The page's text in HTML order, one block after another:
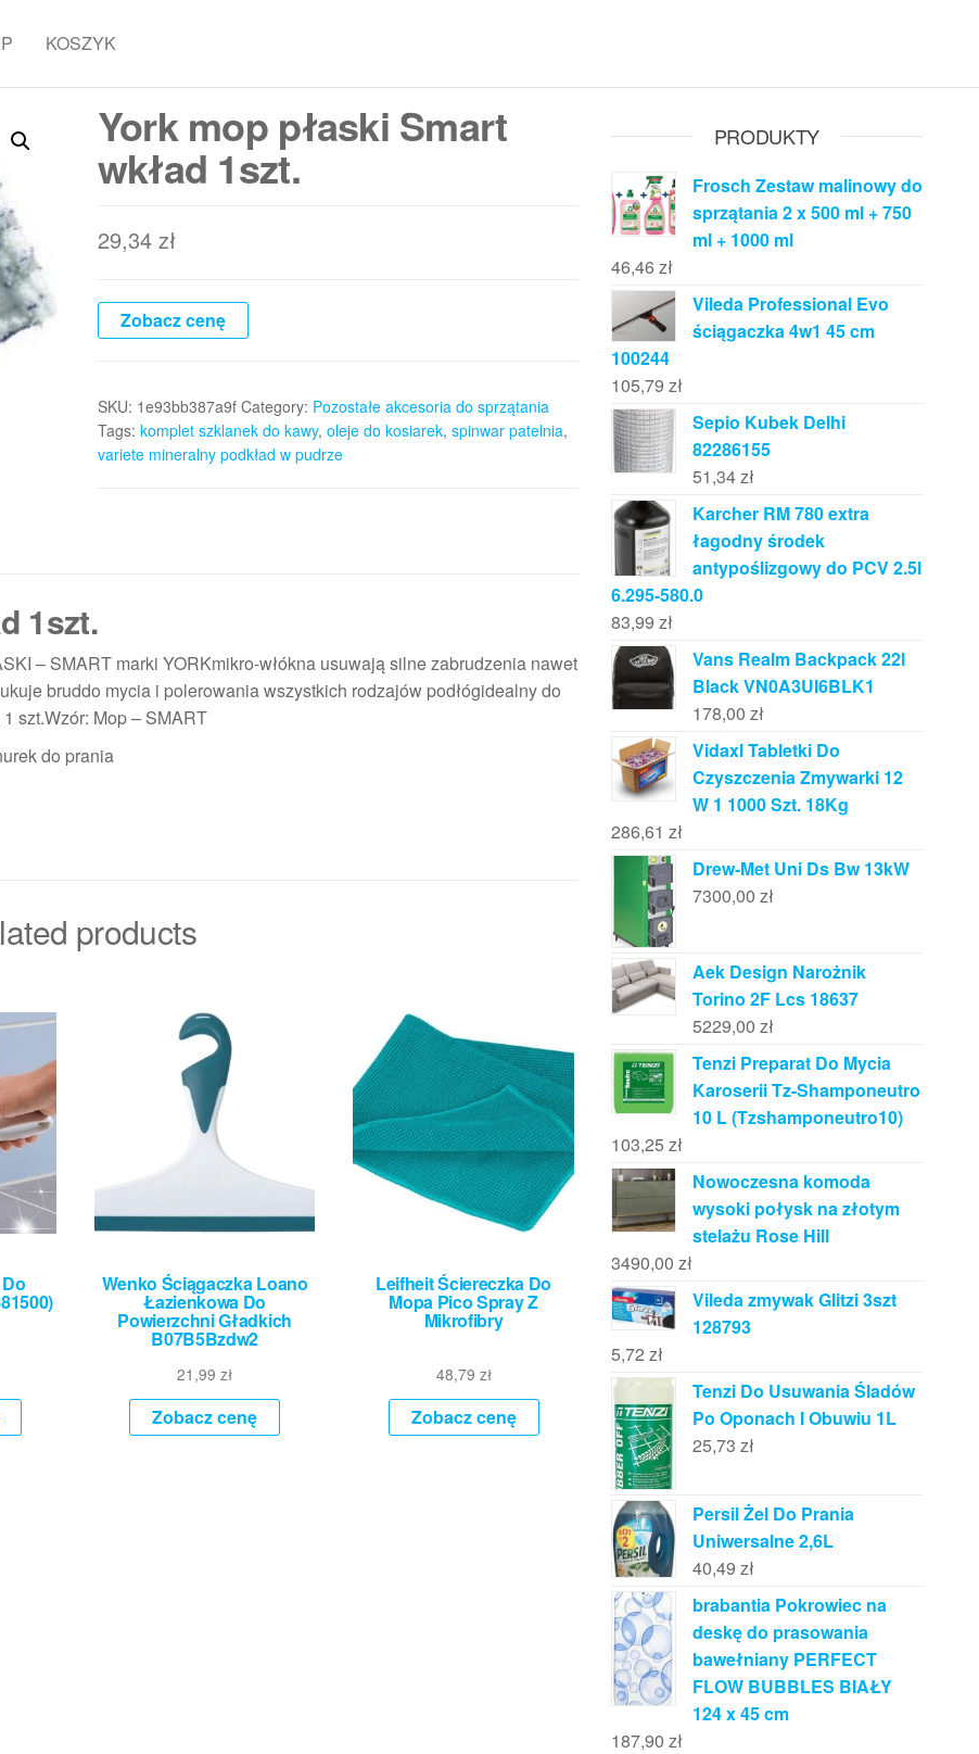
KOSZYK
York mop płaski Smart
wkład 1szt.
29,34 zł
Zobacz cenę
SKU: 1e93bb387a9f Category: Pozostałe akcesoria do sprzątania
Tags: komplet szklanek do kawy, oleje do kosiarek, spinwar patelnia,
variete mineralny podkład w pudrze
1szt.
– SMART marki YORKmikro-włókna usuwają silne zabrudzenia nawet
bruddo mycia i polerowania wszystkich rodzajów podłógidealny do
szt.Wzór: Mop – SMART
do prania
products
Wenko Ściągaczka Loano
Łazienkowa Do
Powierzchni Gładkich
B07B5Bzdw2
21,99zł
Zobacz cenę
Leifheit Ściereczka Do
Mopa Pico Spray Z
Mikrofibry
48,79 zł
Zobacz cenę
PRODUKTY
Frosch Zestaw malinowy do
sprzątania 2 x 500 ml + 750
ml + 1000 ml
46,46 zł
Vileda Professional Evo
ściągaczka 4w1 45 cm
100244
105,79 zł
Sepio Kubek Delhi
82286155
51,34zł
Karcher RM 780 extra
łagodny środek
antypoślizgowy do PCV 2.5l
6.295-580.0
83,99 zł
Vans Realm Backpack 22l
Black VN0A3UI6BLK1
178,00 zł
Vidaxl Tabletki Do
Czyszczenia Zmywarki 12
W 1 1000 Szt. 18Kg
286,61 zł
Drew-Met Uni Ds Bw 13kW
7300,00 zł
Aek Design Narożnik
Torino 2F Lcs 18637
5229,00 zł
Tenzi Preparat Do Mycia
Karoserii Tz-Shamponeutro
10 L (Tzshamponeutro10)
103,25 zł
Nowoczesna komoda
wysoki połysk na złotym
stelażu Rose Hill
3490,00 zł
Vileda zmywak Glitzi 3szt
128793
5,72 zł
Tenzi Do Usuwania Śladów
Po Oponach I Obuwiu 1L
25,73 zł
Persil Żel Do Prania
Uniwersalne 2,6L
40,49 zł
brabantia Pokrowiec na
deskę do prasowania
bawełniany PERFECT
FLOW BUBBLES BIAŁY
124 x 45 cm
187,90 zł